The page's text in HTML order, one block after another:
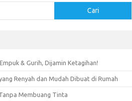
Cari
& Gurih, Dijamin Ketagihan!
Renyah dan Mudah Dibuat di Rumah
Membuang Tinta